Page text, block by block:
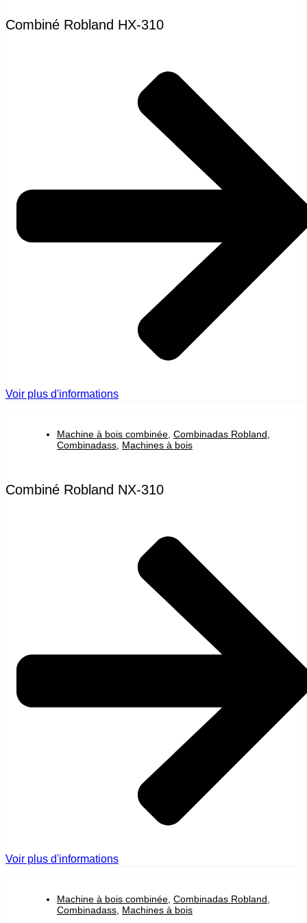
Combiné Robland HX-310
Voir plus d'informations
Machine à bois combinée Combinadas Robland
Combinadass Machines à bois
Combiné Robland NX-310
Voir plus d'informations
Machine à bois combinée Combinadas Robland
Combinadass Machines à bois